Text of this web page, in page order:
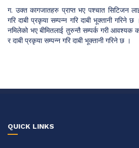
ग. उक्त कागजातहरु प्राप्त भए पश्चात सिटिजन
गरि दाबी प्रकृया सम्पन्न गरि दाबी भूक्तानी
नमिलेको भए बीमितलाई तुरुन्तै सम्पर्क गरी आवश्यक
र दाबी प्रकृया सम्पन्न गरि दाबी भूक्तानी गरिने छ ।
QUICK LINKS